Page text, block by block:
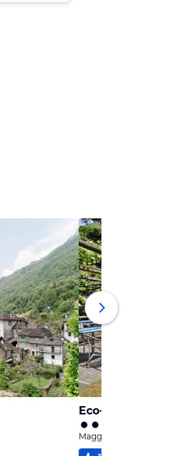
Eco-Hotel
Maggia, Kanton Tessin